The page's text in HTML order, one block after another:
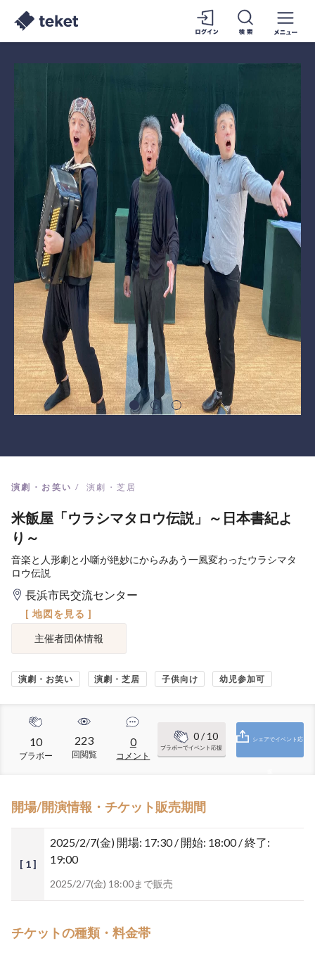
演劇・お笑い 演劇・芝居
米飯屋「ウラシマタロウ伝説」～日本書紀よ
り～
音楽と人形劇と小噺が絶妙にからみあう一風変わったウラシマタ
ロウ伝説
長浜市民交流センター
[ 地図を見る ]
主催者団体情報
演劇・お笑い 演劇・芝居 子供向け 幼児参加可
10
ブラボー
223
回閲覧
0
コメント
0/ 10
ブラボーでイベント応援
シェアでイベント応
開場/開演情報・チケット販売期間
[ 1 ]
2025/2/7(金) 開場: 17:30 / 開始: 18:00 / 終了:
19:00
2025/2/7(金) 18:00まで販売
チケットの種類・料金帯